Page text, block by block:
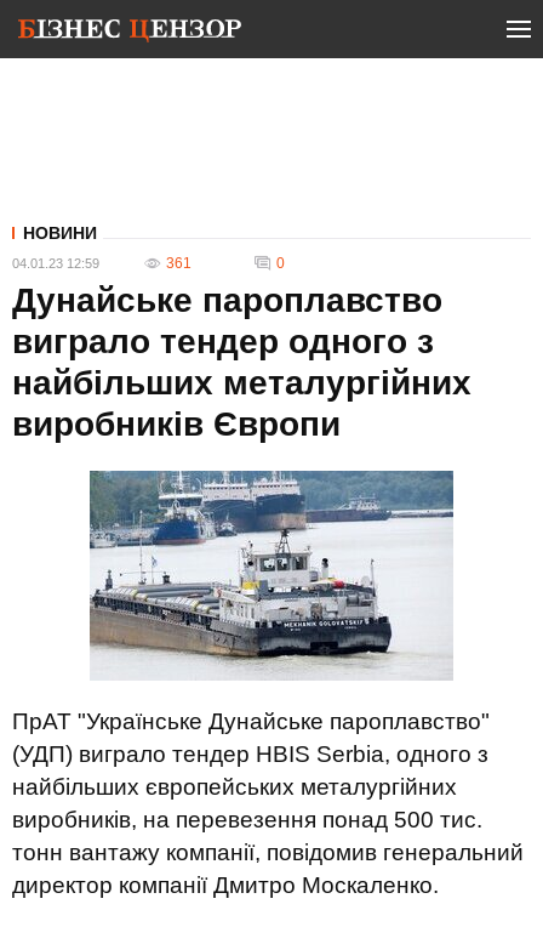
НОВИНИ
04.01.23 12:59 361 0
Дунайське пароплавство
виграло тендер одного з
найбільших металургійних
виробників Європи
ПрАТ "Українське Дунайське пароплавство"
(УДП) виграло тендер HBIS Serbia, одного з
найбільших європейських металургійних
виробників, на перевезення понад 500 тис.
тонн вантажу компанії, повідомив генеральний
директор компанії Дмитро Москаленко.